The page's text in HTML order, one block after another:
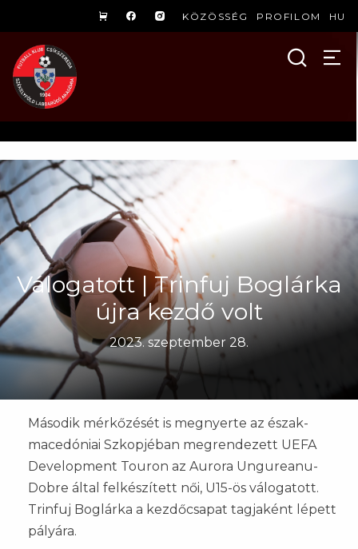
KÖZÖSSÉG PROFILOM HU
Válogatott | Trinfuj Boglárka
újra kezdő volt
2023. szeptember 28.
Második mérkőzését is megnyerte az észak-
macedóniai Szkopjéban megrendezett UEFA
Development Touron az Aurora Ungureanu-
Dobre által felkészített női, U15-ös válogatott.
Trinfuj Boglárka a kezdőcsapat tagjaként lépett
pályára.